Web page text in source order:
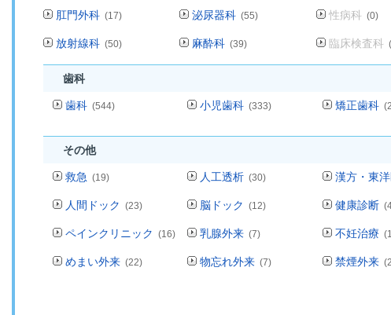
肛門外科 (17) 泌尿器科 (55) 性病科 (0)
放射線科 (50) 麻酔科 (39) 臨床検査科
歯科
歯科 (544) 小児歯科 (333) 矯正歯科
その他
救急 (19) 人工透析 (30) 漢方・東
人間ドック (23) 脳ドック (12) 健康診断
ペインクリニック (16) 乳腺外来 (7) 不妊治療
めまい外来 (22) 物忘れ外来 (7) 禁煙外来